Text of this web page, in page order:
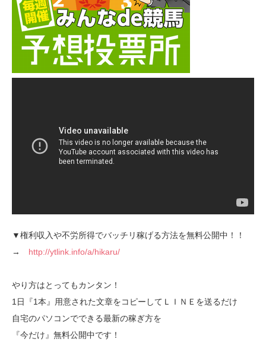
▼権利収入や不労所得でバッチリ稼げる方法を無料公開中！！
→ http://ytlink.info/a/hikaru/
やり方はとってもカンタン！
1日『1本』用意された文章をコピーしてＬＩＮＥを送るだけ
自宅のパソコンでできる最新の稼ぎ方を
『今だけ』無料公開中です！